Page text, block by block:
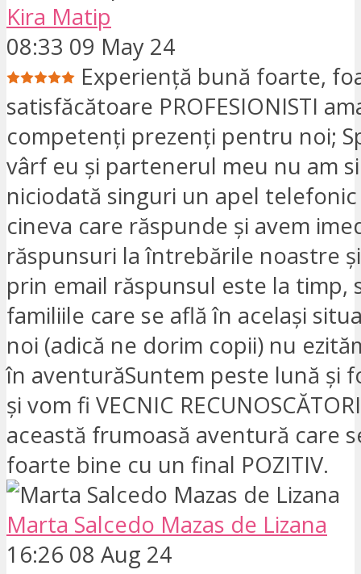
Kira Matip
08:33 09 May 24
Experiență bună foarte,
satisfăcătoare PROFESIONISTI
competenți prezenți pentru noi;
vârf eu și partenerul meu nu am
niciodată singuri un apel telefonic
cineva care răspunde și avem
răspunsuri la întrebările noastre
prin email răspunsul este la timp,
familiile care se află în același
noi (adică ne dorim copii) nu
în aventurăSuntem peste lună și
și vom fi VECNIC
această frumoasă aventură care
foarte bine cu un final POZITIV.
Marta Salcedo Mazas de Lizana
16:26 08 Aug 24